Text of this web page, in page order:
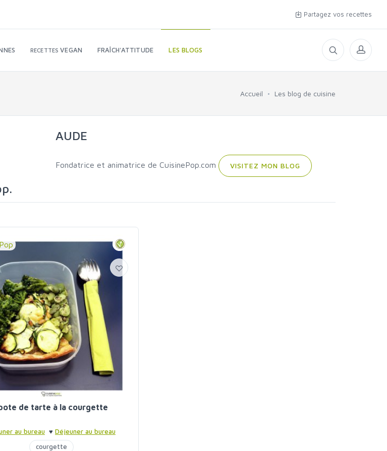
Partagez vos recettes
RECETTESVEGAN FRAÎCH'ATTITUDE LES BLOGS
Accueil Les blog de cuisine
AUDE
Fondatrice et animatrice de CuisinePop.com VISITEZ MON BLOG
de tarte à la courgette
au bureau ♥ Déjeuner au bureau
courgette